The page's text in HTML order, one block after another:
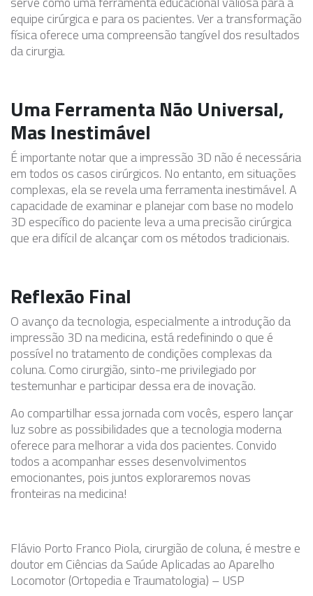
equipe cirúrgica e para os pacientes. Ver a transformação
física oferece uma compreensão tangível dos resultados
da cirurgia.
Uma Ferramenta Não Universal,
Mas Inestimável
É importante notar que a impressão 3D não é necessária
em todos os casos cirúrgicos. No entanto, em situações
complexas, ela se revela uma ferramenta inestimável. A
capacidade de examinar e planejar com base no modelo
3D específico do paciente leva a uma precisão cirúrgica
que era difícil de alcançar com os métodos tradicionais.
Reflexão Final
O avanço da tecnologia, especialmente a introdução da
impressão 3D na medicina, está redefinindo o que é
possível no tratamento de condições complexas da
coluna. Como cirurgião, sinto-me privilegiado por
testemunhar e participar dessa era de inovação.
Ao compartilhar essa jornada com vocês, espero lançar
luz sobre as possibilidades que a tecnologia moderna
oferece para melhorar a vida dos pacientes. Convido
todos a acompanhar esses desenvolvimentos
emocionantes, pois juntos exploraremos novas
fronteiras na medicina!
Flávio Porto Franco Piola, cirurgião de coluna, é mestre e
doutor em Ciências da Saúde Aplicadas ao Aparelho
Locomotor (Ortopedia e Traumatologia) – USP